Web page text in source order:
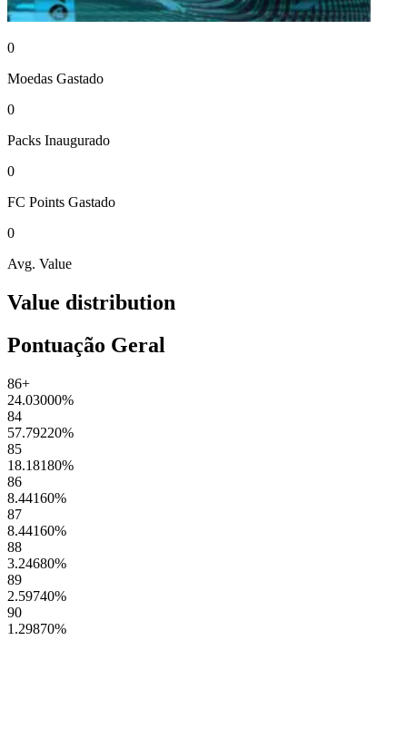
0
Moedas Gastado
0
Packs Inaugurado
0
FC Points Gastado
0
Avg. Value
Value distribution
Pontuação Geral
86+
24.03000%
84
57.79220%
85
18.18180%
86
8.44160%
87
8.44160%
88
3.24680%
89
2.59740%
90
1.29870%